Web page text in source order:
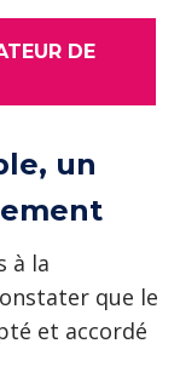
DE
un
à la
que le
et accordé